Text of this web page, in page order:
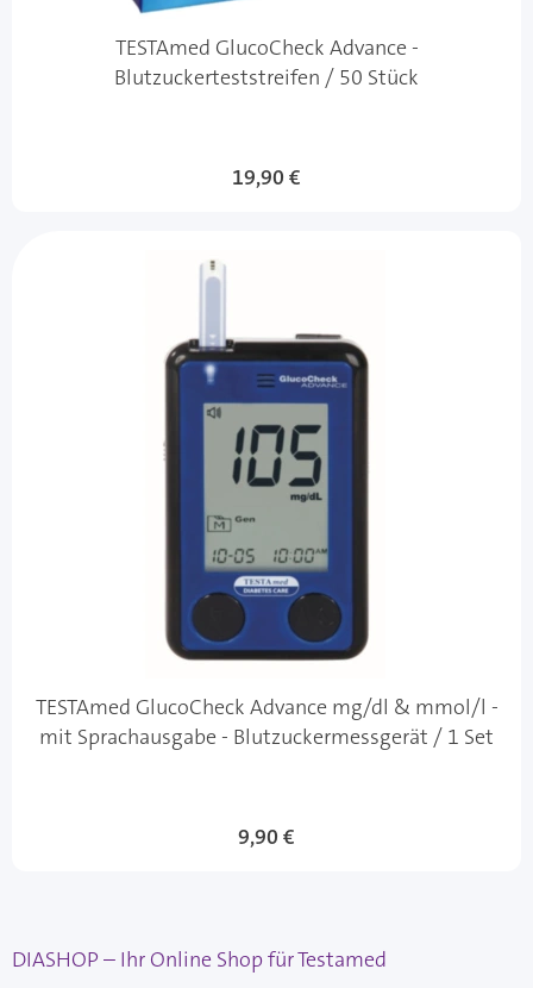
TESTAmed GlucoCheck Advance -
Blutzuckerteststreifen / 50 Stück
19,90 €
TESTAmed GlucoCheck Advance mg/dl & mmol/l -
mit Sprachausgabe - Blutzuckermessgerät / 1 Set
9,90 €
DIASHOP – Ihr Online Shop für Testamed